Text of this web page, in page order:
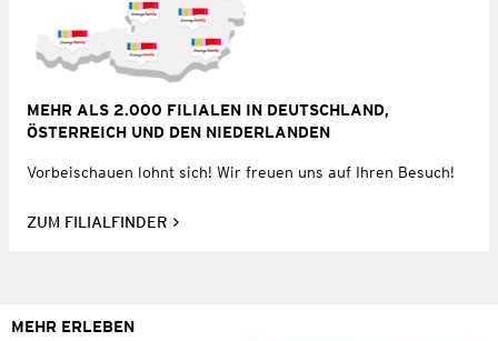
MEHR ALS 2.000 FILIALEN IN DEUTSCHLAND,
ÖSTERREICH UND DEN NIEDERLANDEN
Vorbeischauen lohnt sich! Wir freuen uns auf Ihren Besuch!
ZUM FILIALFINDER
MEHR ERLEBEN